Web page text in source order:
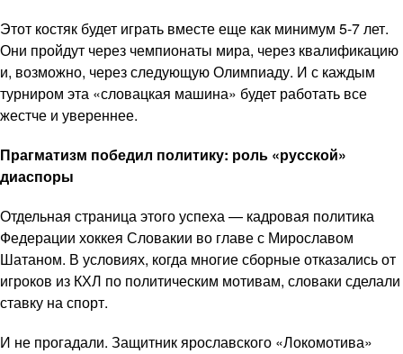
Этот костяк будет играть вместе еще как минимум 5-7 лет.
Они пройдут через чемпионаты мира, через квалификацию
и, возможно, через следующую Олимпиаду. И с каждым
турниром эта «словацкая машина» будет работать все
жестче и увереннее.
Прагматизм победил политику: роль «русской»
диаспоры
Отдельная страница этого успеха — кадровая политика
Федерации хоккея Словакии во главе с Мирославом
Шатаном. В условиях, когда многие сборные отказались от
игроков из КХЛ по политическим мотивам, словаки сделали
ставку на спорт.
И не прогадали. Защитник ярославского «Локомотива»